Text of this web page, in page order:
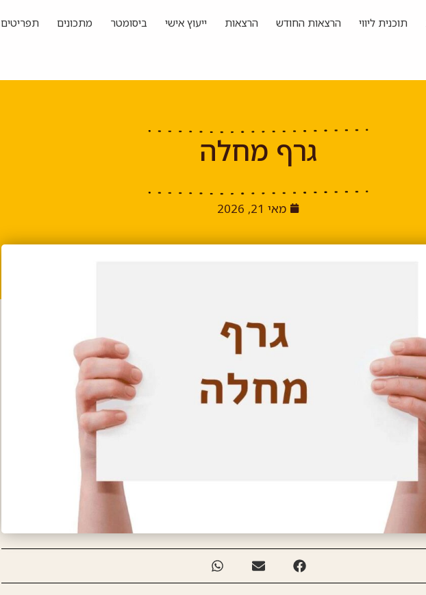
תוכנית ליווי הרצאות החודש הרצאות ייעוץ אישי ביסומטר מתכונים תפריטים
גרף מחלה
מאי 21, 2026